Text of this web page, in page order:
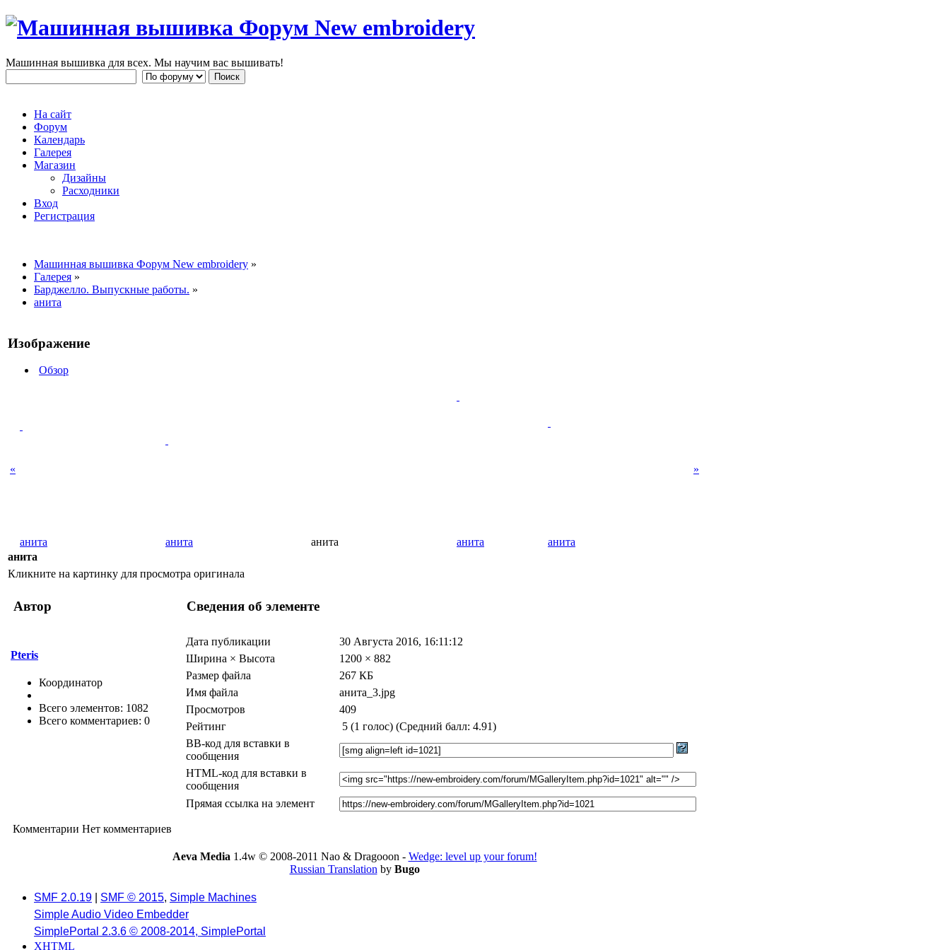
Машинная вышивка для всех. Мы научим вас вышивать!
На сайт
Форум
Календарь
Галерея
Магазин
Дизайны
Расходники
Вход
Регистрация
Машинная вышивка Форум New embroidery »
Галерея »
Барджелло. Выпускные работы. »
анита
Изображение
Обзор
« »
анита анита анита анита
анита
анита
Кликните на картинку для просмотра оригинала
Автор Сведения об элементе
Pteris
Координатор
Всего элементов: 1082
Всего комментариев: 0
Дата публикации
30 Августа 2016, 16:11:12
Ширина × Высота
1200 × 882
Размер файла
267 КБ
Имя файла
анита_3.jpg
Просмотров
409
Рейтинг
5 (1 голос) (Средний балл: 4.91)
BB-код для вставки в
сообщения
HTML-код для вставки в
сообщения
Прямая ссылка на элемент
Комментарии Нет комментариев
Aeva Media 1.4w © 2008-2011 Nao & Dragooon - Wedge: level up your forum!
Russian Translation by Bugo
SMF 2.0.19 SMF © 2015, Simple Machines
Simple Audio Video Embedder
SimplePortal 2.3.6 © 2008-2014, SimplePortal
XHTML